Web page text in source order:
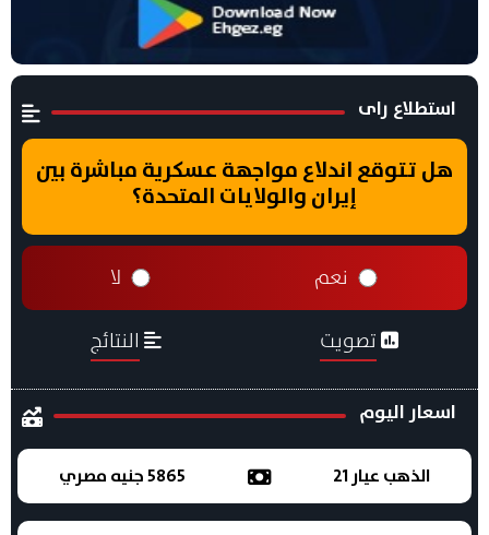
استطلاع راى
هل تتوقع اندلاع مواجهة عسكرية مباشرة بين
إيران والولايات المتحدة؟
نعم لا
تصويت النتائج
اسعار اليوم
الذهب عيار 21 5865 جنيه مصري